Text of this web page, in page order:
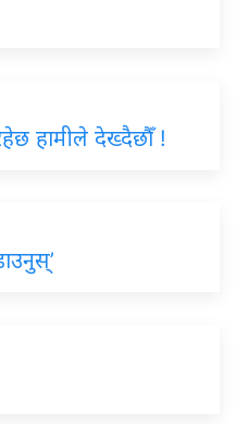
हामीले देख्दैछौँ !